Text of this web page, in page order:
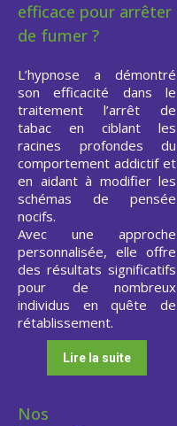
efficace pour arrêter
de fumer ?
L’hypnose a démontré
son efficacité dans le
traitement l’arrêt de
tabac en ciblant les
racines profondes du
comportement addictif et
en aidant à modifier les
schémas de pensée
nocifs.
Avec une approche
personnalisée, elle offre
des résultats significatifs
pour de nombreux
individus en quête de
rétablissement.
Lire la suite
Nos